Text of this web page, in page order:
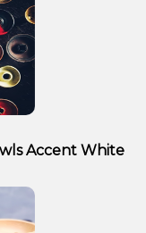
Accent White